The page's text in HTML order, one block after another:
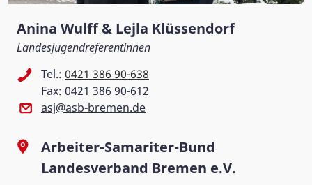
Anina Wulff & Lejla Klüssendorf
Landesjugendreferentinnen
Tel.: 0421 386 90-638
Fax: 0421 386 90-612
asj@asb-bremen.de
Arbeiter-Samariter-Bund
Landesverband Bremen e.V.